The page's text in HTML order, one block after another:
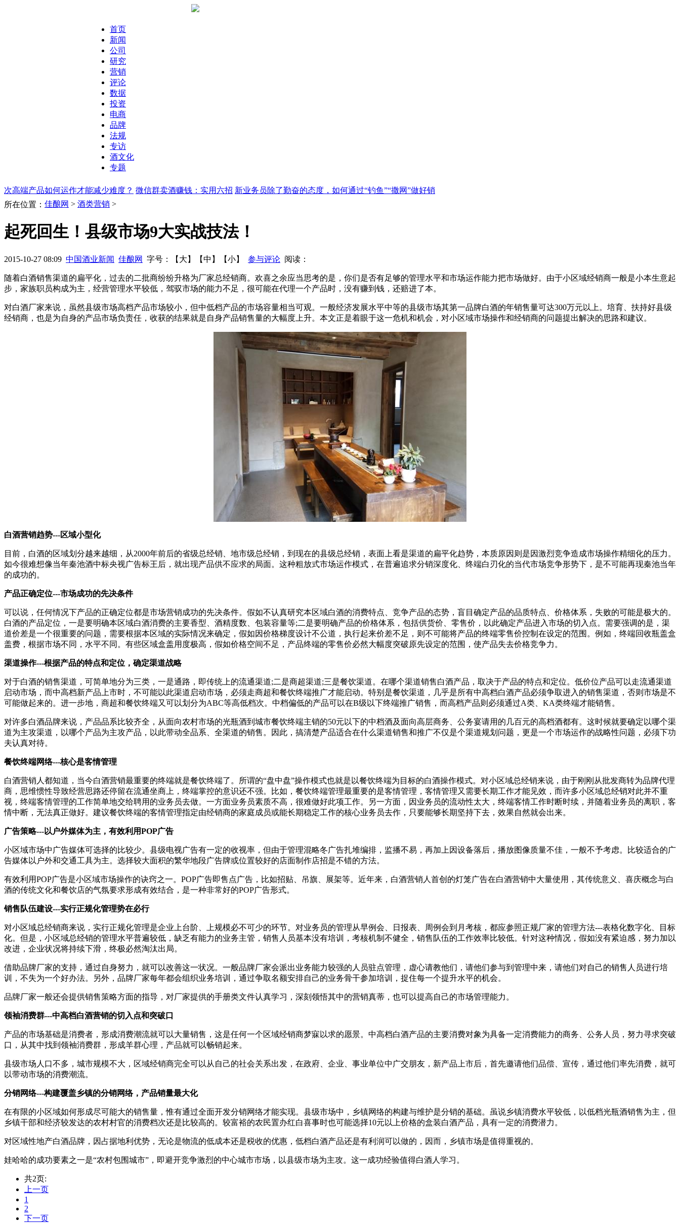
首页
新闻
公司
研究
营销
评论
数据
投资
电商
品牌
法规
专访
酒文化
专题
次高端产品如何运作才能减少难度？ 微信群卖酒赚钱：实用六招 新业务员除了勤奋的态度，如何通过“钓鱼”“撒网”做好销
售？ 大经销商一定不要嫌弃小品牌，小经销商一定要选择适合自己的品牌
销商开发市场绕不开这三步：单品突破，形成产品群，形成产品结 窜货来了怎么办？
房难 独家解析白酒众筹成功的几个操作步骤
所在位置： 佳酿网 > 酒类营销 >
起死回生！县级市场9大实战技法！
2015-10-27 08:09 中国酒业新闻 佳酿网 字号：【 大 】【中 】【小】 参与评论 阅读：
随着白酒销售渠道的扁平化，过去的二批商纷纷升格为厂家总经销商。欢喜之余应当思考的是，你们是否有足够的管理水平和市场运作能力把市场做好。由于小区域经销商一般是小本生意起
步，家族职员构成为主，经营管理水平较低，驾驭市场的能力不足，很可能在代理一个产品时，没有赚到钱，还赔进了本。
对白酒厂家来说，虽然县级市场高档产品市场较小，但中低档产品的市场容量相当可观。一般经济发展水平中等的县级市场其第一品牌白酒的年销售量可达300万元以上。培育、扶持好县级
经销商，也是为自身的产品市场负责任，收获的结果就是自身产品销售量的大幅度上升。本文正是着眼于这一危机和机会，对小区域市场操作和经销商的问题提出解决的思路和建议。
白酒营销趋势---区域小型化
目前，白酒的区域划分越来越细，从2000年前后的省级总经销、地市级总经销，到现在的县级总经销，表面上看是渠道的扁平化趋势，本质原因则是因激烈竞争造成市场操作精细化的压力。
如今很难想像当年秦池酒中标央视广告标王后，就出现产品供不应求的局面。这种粗放式市场运作模式，在普遍追求分销深度化、终端白刃化的当代市场竞争形势下，是不可能再现秦池当年
的成功的。
产品正确定位---市场成功的先决条件
可以说，任何情况下产品的正确定位都是市场营销成功的先决条件。假如不认真研究本区域白酒的消费特点、竞争产品的态势，盲目确定产品的品质特点、价格体系，失败的可能是极大的。
白酒的产品定位，一是要明确本区域白酒消费的主要香型、酒精度数、包装容量等;二是要明确产品的价格体系，包括供货价、零售价，以此确定产品进入市场的切入点。需要强调的是，渠
道价差是一个很重要的问题，需要根据本区域的实际情况来确定，假如因价格梯度设计不公道，执行起来价差不足，则不可能将产品的终端零售价控制在设定的范围。例如，终端回收瓶盖盒
盖费，根据市场不同，水平不同。有些区域盒盖用度极高，假如价格空间不足，产品终端的零售价必然大幅度突破原先设定的范围，使产品失去价格竞争力。
渠道操作---根据产品的特点和定位，确定渠道战略
对于白酒的销售渠道，可简单地分为三类，一是通路，即传统上的流通渠道;二是商超渠道;三是餐饮渠道。在哪个渠道销售白酒产品，取决于产品的特点和定位。低价位产品可以走流通渠道
启动市场，而中高档新产品上市时，不可能以此渠道启动市场，必须走商超和餐饮终端推广才能启动。特别是餐饮渠道，几乎是所有中高档白酒产品必须争取进入的销售渠道，否则市场是不
可能做起来的。进一步地，商超和餐饮终端又可以划分为ABC等高低档次。中档偏低的产品可以在B级以下终端推广销售，而高档产品则必须通过A类、KA类终端才能销售。
对许多白酒品牌来说，产品品系比较齐全，从面向农村市场的光瓶酒到城市餐饮终端主销的50元以下的中档酒及面向高层商务、公务宴请用的几百元的高档酒都有。这时候就要确定以哪个渠
道为主攻渠道，以哪个产品为主攻产品，以此带动全品系、全渠道的销售。因此，搞清楚产品适合在什么渠道销售和推广不仅是个渠道规划问题，更是一个市场运作的战略性问题，必须下功
夫认真对待。
餐饮终端网络---核心是客情管理
白酒营销人都知道，当今白酒营销最重要的终端就是餐饮终端了。所谓的“盘中盘”操作模式也就是以餐饮终端为目标的白酒操作模式。对小区域总经销来说，由于刚刚从批发商转为品牌代理
商，思维惯性导致经营思路还停留在流通坐商上，终端掌控的意识还不强。比如，餐饮终端管理最重要的是客情管理，客情管理又需要长期工作才能见效，而许多小区域总经销对此并不重
视，终端客情管理的工作简单地交给聘用的业务员去做。一方面业务员素质不高，很难做好此项工作。另一方面，因业务员的流动性太大，终端客情工作时断时续，并随着业务员的离职，客
情中断，无法真正做好。建议餐饮终端的客情管理指定由经销商的家庭成员或能长期稳定工作的核心业务员去作，只要能够长期坚持下去，效果自然就会出来。
广告策略---以户外媒体为主，有效利用POP广告
小区域市场中广告媒体可选择的比较少。县级电视广告有一定的收视率，但由于管理混略冬广告扎堆编排，监播不易，再加上因设备落后，播放图像质量不佳，一般不予考虑。比较适合的广
告媒体以户外和交通工具为主。选择较大面积的繁华地段广告牌或位置较好的店面制作店招是不错的方法。
有效利用POP广告是小区域市场操作的诀窍之一。POP广告即售点广告，比如招贴、吊旗、展架等。近年来，白酒营销人首创的灯笼广告在白酒营销中大量使用，其传统意义、喜庆概念与白
酒的传统文化和餐饮店的气氛要求形成有效结合，是一种非常好的POP广告形式。
销售队伍建设---实行正规化管理势在必行
对小区域总经销商来说，实行正规化管理是企业上台阶、上规模必不可少的环节。对业务员的管理从早例会、日报表、周例会到月考核，都应参照正规厂家的管理方法---表格化数字化、目标
化。但是，小区域总经销的管理水平普遍较低，缺乏有能力的业务主管，销售人员基本没有培训，考核机制不健全，销售队伍的工作效率比较低。针对这种情况，假如没有紧迫感，努力加以
改进，企业状况将持续下滑，终极必然淘汰出局。
借助品牌厂家的支持，通过自身努力，就可以改善这一状况。一般品牌厂家会派出业务能力较强的人员驻点管理，虚心请教他们，请他们参与到管理中来，请他们对自己的销售人员进行培
训，不失为一个好办法。另外，品牌厂家每年都会组织业务培训，通过争取名额安排自己的业务骨干参加培训，捉住每一个提升水平的机会。
品牌厂家一般还会提供销售策略方面的指导，对厂家提供的手册类文件认真学习，深刻领悟其中的营销真蒂，也可以提高自己的市场管理能力。
领袖消费群---中高档白酒营销的切入点和突破口
产品的市场基础是消费者，形成消费潮流就可以大量销售，这是任何一个区域经销商梦寐以求的愿景。中高档白酒产品的主要消费对象为具备一定消费能力的商务、公务人员，努力寻求突破
口，从其中找到领袖消费群，形成羊群心理，产品就可以畅销起来。
县级市场人口不多，城市规模不大，区域经销商完全可以从自己的社会关系出发，在政府、企业、事业单位中广交朋友，新产品上市后，首先邀请他们品偿、宣传，通过他们率先消费，就可
以带动市场的消费潮流。
分销网络---构建覆盖乡镇的分销网络，产品销量最大化
在有限的小区域如何形成尽可能大的销售量，惟有通过全面开发分销网络才能实现。县级市场中，乡镇网络的构建与维护是分销的基础。虽说乡镇消费水平较低，以低档光瓶酒销售为主，但
乡镇干部和经济较发达的农村村官的消费档次还是比较高的。较富裕的农民置办红白喜事时也可能选择10元以上价格的盒装白酒产品，具有一定的消费潜力。
对区域性地产白酒品牌，因占据地利优势，无论是物流的低成本还是税收的优惠，低档白酒产品还是有利润可以做的，因而，乡镇市场是值得重视的。
娃哈哈的成功要素之一是“农村包围城市”，即避开竞争激烈的中心城市市场，以县级市场为主攻。这一成功经验值得白酒人学习。
共2页:
上一页
1
2
下一页